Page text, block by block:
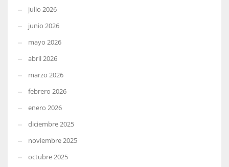
julio 2026
junio 2026
mayo 2026
abril 2026
marzo 2026
febrero 2026
enero 2026
diciembre 2025
noviembre 2025
octubre 2025